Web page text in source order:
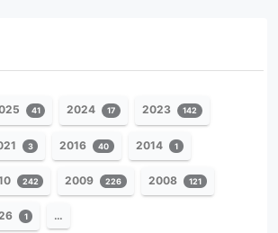
41 2024 17 2023 142
3 2016 40 2014 1
242 2009 226 2008 121
1 …